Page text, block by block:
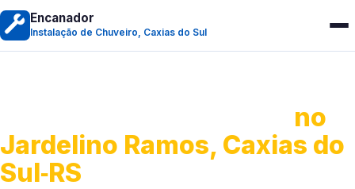
Encanador
Instalação de Chuveiro, Caxias do Sul
no
Jardelino Ramos, Caxias do
Sul‑RS